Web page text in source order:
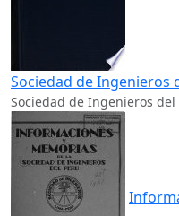
Sociedad de Ingenieros
Sociedad de Ingenieros del